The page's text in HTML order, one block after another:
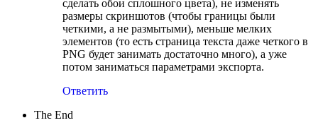
сделать обои сплошного цвета), не изменять
размеры скриншотов (чтобы границы были
четкими, а не размытыми), меньше мелких
элементов (то есть страница текста даже четкого в
PNG будет занимать достаточно много), а уже
потом заниматься параметрами экспорта.
Ответить
The End